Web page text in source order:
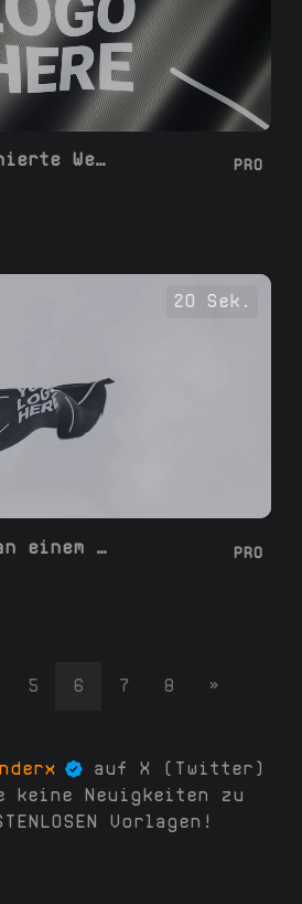
Benutzerdefinierte Wellenflagge PRO
20 Sek.
Waving Flag an einem Mast PRO
5 6 7 8 »
auf X (Twitter)
keine Neuigkeiten zu
Vorlagen!